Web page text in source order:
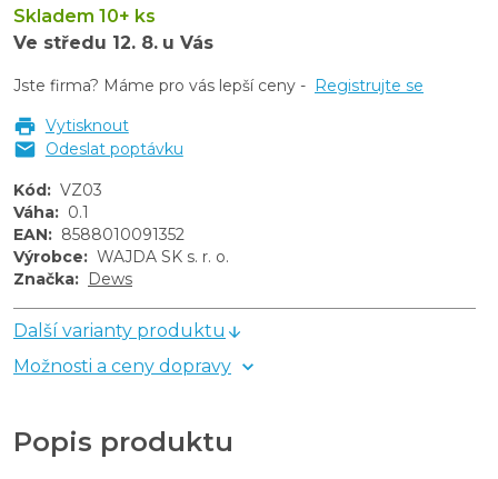
Skladem 10+ ks
Ve středu 12. 8. u Vás
Jste firma? Máme pro vás lepší ceny -
Registrujte se
Vytisknout
Odeslat poptávku
Kód: VZ03
Váha: 0.1
EAN: 8588010091352
Výrobce: WAJDA SK s. r. o.
Značka: Dews
Další varianty produktu
Možnosti a ceny dopravy
Popis produktu